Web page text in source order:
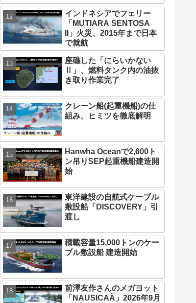
インドネシアでフェリー
「MUTIARA SENTOSA
II」火災、2015年まで日本
で就航
座礁した「にらいかない
Ⅱ」、燃料タンク内の油抜
き取り作業完了
クレーン船(起重機船)の仕
組み、ヒミツを徹底解明
Hanwha Oceanで2,600ト
ン吊りSEP起重機船建造開
始
東洋建設の自航式ケーブル
敷設船「DISCOVERY」引
渡し
積載容量15,000トンのケー
ブル敷設船 建造開始
前澤友作さんのメガヨット
「NAUSICAÄ」2026年9月